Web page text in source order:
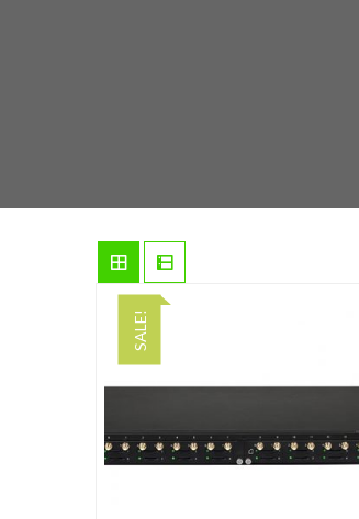
SALE!